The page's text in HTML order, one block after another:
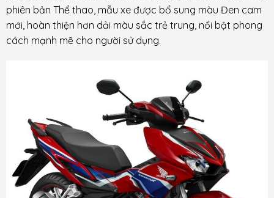
phiên bản Thể thao, mẫu xe được bổ sung màu Đen cam
mới, hoàn thiện hơn dải màu sắc trẻ trung, nổi bật phong
cách mạnh mẽ cho người sử dụng.